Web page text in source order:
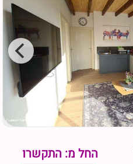
החל מ: התקשרו